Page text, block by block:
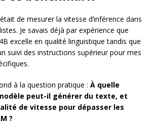
de mesurer la vitesse d’inférence dans
Je savais déjà par expérience que
excelle en qualité linguistique tandis que
suivi des instructions supérieur pour mes
à la question pratique : À quelle
peut-il générer du texte, et
de vitesse pour dépasser les
?